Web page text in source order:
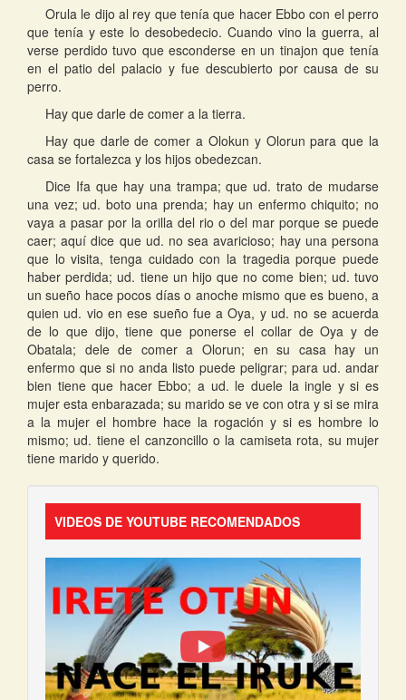
Orula le dijo al rey que tenía que hacer Ebbo con el perro
que tenía y este lo desobedecio. Cuando vino la guerra, al
verse perdido tuvo que esconderse en un tinajon que tenía
en el patio del palacio y fue descubierto por causa de su
perro.
Hay que darle de comer a la tierra.
Hay que darle de comer a Olokun y Olorun para que la
casa se fortalezca y los hijos obedezcan.
Dice Ifa que hay una trampa; que ud. trato de mudarse
una vez; ud. boto una prenda; hay un enfermo chiquito; no
vaya a pasar por la orilla del rio o del mar porque se puede
caer; aquí dice que ud. no sea avaricioso; hay una persona
que lo visita, tenga cuidado con la tragedia porque puede
haber perdida; ud. tiene un hijo que no come bien; ud. tuvo
un sueño hace pocos días o anoche mismo que es bueno, a
quien ud. vio en ese sueño fue a Oya, y ud. no se acuerda
de lo que dijo, tiene que ponerse el collar de Oya y de
Obatala; dele de comer a Olorun; en su casa hay un
enfermo que si no anda listo puede peligrar; para ud. andar
bien tiene que hacer Ebbo; a ud. le duele la ingle y si es
mujer esta enbarazada; su marido se ve con otra y si se mira
a la mujer el hombre hace la rogación y si es hombre lo
mismo; ud. tiene el canzoncillo o la camiseta rota, su mujer
tiene marido y querido.
VIDEOS DE YOUTUBE RECOMENDADOS